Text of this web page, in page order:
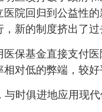
医院回归到公益性
，新的制度挤出了
基金直接支付医
相对低的弊端，较好
俱进地应用现代